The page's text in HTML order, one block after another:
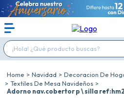
¡Hola! ¿Qué producto buscas?
Navidad
Decoracion De
Textiles De Mesa Navideños
Adorno nav.cobertor p \ silla